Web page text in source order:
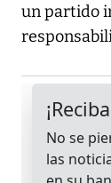
un partido